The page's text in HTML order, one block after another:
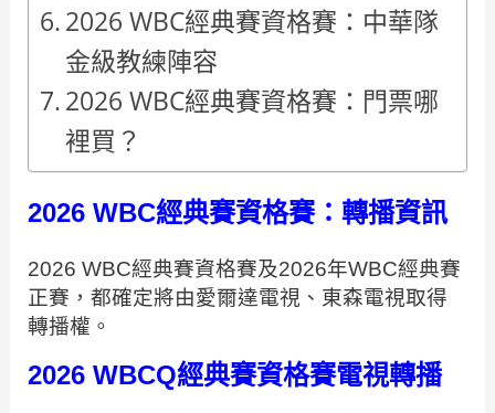
2026 WBC經典賽資格賽：中華隊
金級教練陣容
2026 WBC經典賽資格賽：門票哪
裡買？
2026 WBC經典賽資格賽：轉播資訊
2026 WBC經典賽資格賽及2026年WBC經典賽
正賽，都確定將由愛爾達電視、東森電視取得
轉播權。
2026 WBCQ經典賽資格賽電視轉播